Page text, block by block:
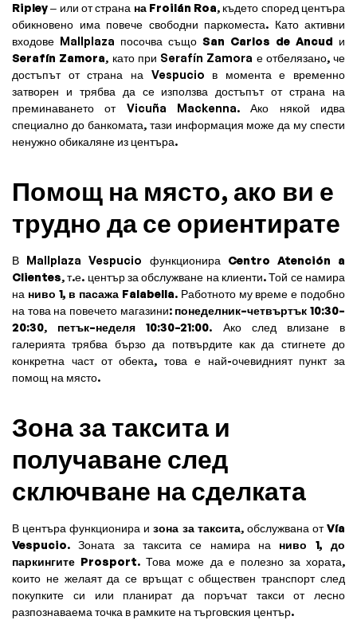
Ripley– или от страна на Froilán Roa, където според центъра
обикновено има повече свободни паркоместа. Като активни
входове Mallplaza посочва също San Carlos de Ancud и
Serafín Zamora, като при Serafín Zamora е отбелязано, че
достъпът от страна на Vespucio в момента е временно
затворен и трябва да се използва достъпът от страна на
преминаването от Vicuña Mackenna. Ако някой идва
специално до банкомата, тази информация може да му спести
ненужно обикаляне из центъра.
Помощ на място, ако ви е
трудно да се ориентирате
В Mallplaza Vespucio функционира Centro Atención a
Clientes, т.е. център за обслужване на клиенти. Той се намира
на ниво 1, в пасажа Falabella. Работното му време е подобно
на това на повечето магазини: понеделник–четвъртък 10:30–
20:30, петък–неделя 10:30–21:00. Ако след влизане в
галерията трябва бързо да потвърдите как да стигнете до
конкретна част от обекта, това е най-очевидният пункт за
помощ на място.
Зона за таксита и
получаване след
сключване на сделката
В центъра функционира изона за таксита, обслужвана отVía
Vespucio. Зоната за таксита се намира на ниво 1, до
паркингите Prosport. Това може да е полезно за хората,
които не желаят да се връщат с обществен транспорт след
покупките си или планират да поръчат такси от лесно
разпознаваема точка в рамките на търговския център.